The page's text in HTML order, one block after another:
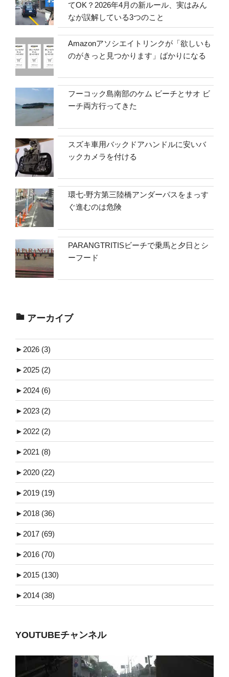
てOK？2026年4月の新ルール、実はみん
なが誤解している3つのこと
Amazonアソシエイトリンクが「欲しいも
のがきっと見つかります」ばかりになる
フーコック島南部のケム ビーチとサオ ビ
ーチ両方行ってきた
スズキ車用バックドアハンドルに安いバ
ックカメラを付ける
環七-野方第三陸橋アンダーパスをまっす
ぐ進むのは危険
PARANGTRITISビーチで乗馬と夕日とシ
ーフード
アーカイブ
► 2026 (3)
► 2025 (2)
► 2024 (6)
► 2023 (2)
► 2022 (2)
► 2021 (8)
► 2020 (22)
► 2019 (19)
► 2018 (36)
► 2017 (69)
► 2016 (70)
► 2015 (130)
► 2014 (38)
YOUTUBEチャンネル